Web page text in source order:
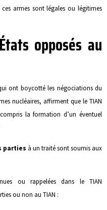
armes sont légales ou légitimes
opposés au
ont boycotté les négociations du
nucléaires, affirment que le TIAN
la formation d’un éventuel
parties à un traité sont soumis aux
ou rappelées dans le TIAN
ou non au TIAN :